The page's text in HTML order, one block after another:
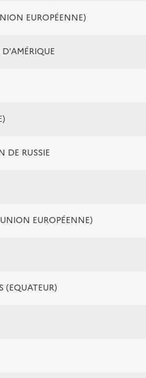
EUROPÉENNE)
D'AMÉRIQUE
DE RUSSIE
EUROPÉENNE)
(EQUATEUR)